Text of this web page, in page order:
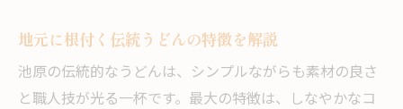
農家の声が届くうどん作りの裏側を探る
新鮮な地元食材が彩るうどんの魅力解説
地元に根付く伝統うどんの特徴を解説
池原の伝統的なうどんは、シンプルながらも素材の良さ
と職人技が光る一杯です。最大の特徴は、しなやかなコ